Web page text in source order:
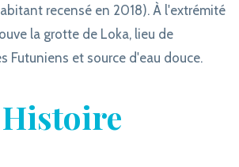
recensé en 2018). À l'extrémité
la grotte de Loka, lieu de
Futuniens et source d'eau douce.
Histoire